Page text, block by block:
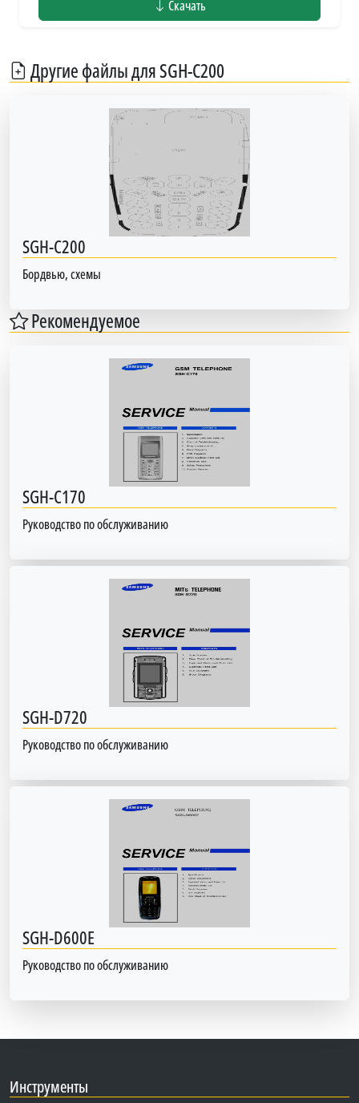
Скачать
Другие файлы для SGH-C200
SGH-C200
Бордвью, схемы
Рекомендуемое
SGH-C170
Руководство по обслуживанию
SGH-D720
Руководство по обслуживанию
SGH-D600E
Руководство по обслуживанию
Инструменты